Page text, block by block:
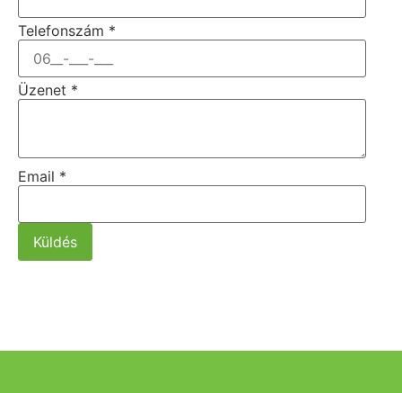
Telefonszám *
Üzenet *
Email *
Küldés